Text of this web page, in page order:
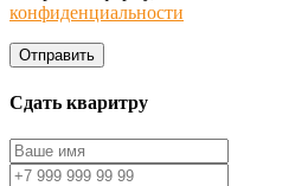
конфиденциальности
Отправить
Сдать кваритру